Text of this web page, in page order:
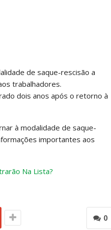
de saque-rescisão a
trabalhadores.
dois anos após o retorno à
à modalidade de saque-
importantes aos
Na Lista?
0